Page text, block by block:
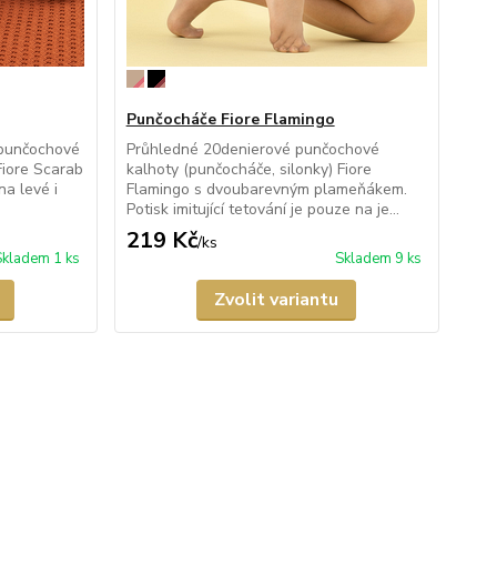
Scarab
levé i
1 ks
Punčocháče Fiore Flamingo
Průhledné 20denierové punčochové
kalhoty (punčocháče, silonky) Fiore
Flamingo s dvoubarevným plameňákem.
Potisk imitující tetování je pouze na je...
219 Kč/ks
Skladem 9 ks
Zvolit variantu